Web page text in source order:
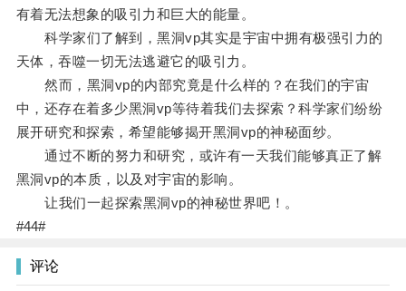
有着无法想象的吸引力和巨大的能量。
科学家们了解到，黑洞vp其实是宇宙中拥有极强引力的
天体，吞噬一切无法逃避它的吸引力。
然而，黑洞vp的内部究竟是什么样的？在我们的宇宙
中，还存在着多少黑洞vp等待着我们去探索？科学家们纷纷
展开研究和探索，希望能够揭开黑洞vp的神秘面纱。
通过不断的努力和研究，或许有一天我们能够真正了解
黑洞vp的本质，以及对宇宙的影响。
让我们一起探索黑洞vp的神秘世界吧！。
#44#
评论